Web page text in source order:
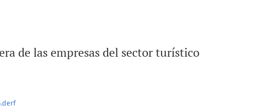
de las empresas del sector turístico